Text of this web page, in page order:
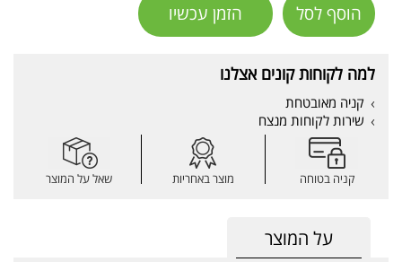
הוסף לסל הזמן עכשיו
למה לקוחות קונים אצלנו
קניה מאובטחת
שירות לקוחות מנצח
קניה בטוחה מוצר באחריות שאל על המוצר
על המוצר